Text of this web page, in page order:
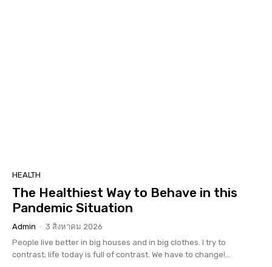
HEALTH
The Healthiest Way to Behave in this
Pandemic Situation
Admin - 3 สิงหาคม 2026
People live better in big houses and in big clothes. I try to
contrast; life today is full of contrast. We have to change!...